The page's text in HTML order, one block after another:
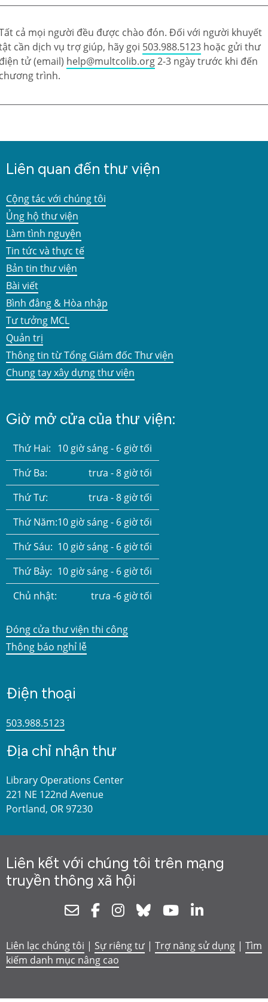
cả mọi người đều được chào đón. Đối với người khuyết
cần dịch vụ trợ giúp, hãy gọi 503.988.5123 hoặc gửi thư
tử (email) help@multcolib.org2-3 ngày trước khi đến
trình.
Liên quan đến thư viện
Cộng tác với chúng tôi
Ủng hộ thư viện
Làm tình nguyện
Tin tức và thực tế
Bản tin thư viện
Bài viết
Bình đẳng & Hòa nhập
Tư tưởng MCL
Quản trị
Thông tin từ Tổng Giám đốc Thư viện
Chung tay xây dựng thư viện
Giờ mở cửa của thư viện:
Thứ Hai: 10 giờ sáng - 6 giờ tối
Thứ Ba:
trưa - 8 giờ tối
Thứ Tư:
trưa - 8 giờ tối
Thứ Năm:10 giờ sáng - 6 giờ tối
Thứ Sáu: 10 giờ sáng - 6 giờ tối
Thứ Bảy: 10 giờ sáng - 6 giờ tối
Chủ nhật:
trưa -6 giờ tối
Đóng cửa thư viện thi công
Thông báo nghỉ lễ
Điện thoại
503.988.5123
Địa chỉ nhận thư
Library Operations Center
221 NE 122nd Avenue
Portland, OR 97230
Liên kết với chúng tôi trên mạng
truyền thông xã hội
NewsletterFacebookInstagram
Bluesky Youtube
Liên lạc chúng tôi | Sự riêng tư | Trợ năng sử dụng | Tìm
kiếm danh mục nâng cao